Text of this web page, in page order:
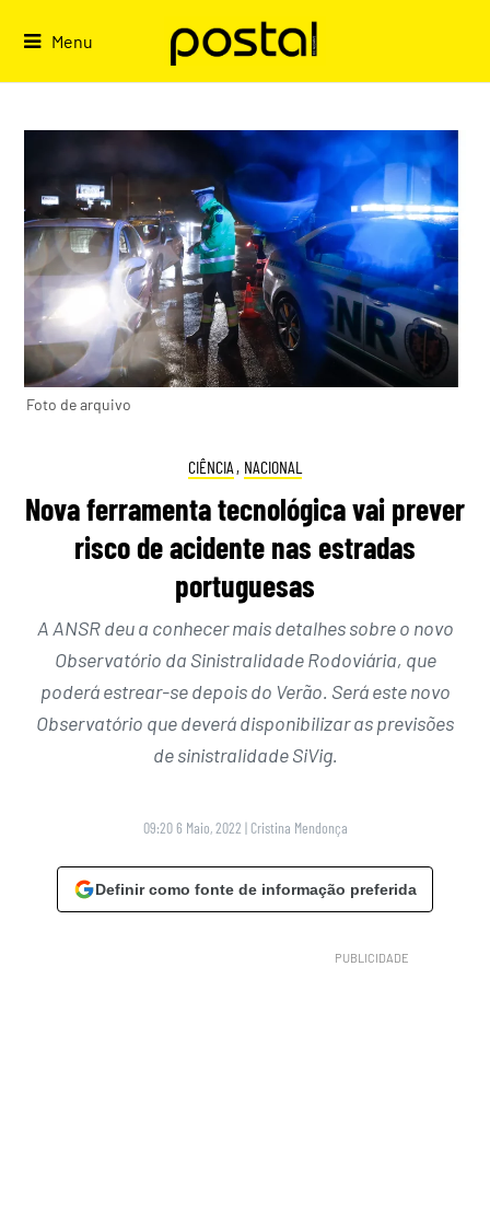
Menu
Foto de arquivo
CIÊNCIA , NACIONAL
Nova ferramenta tecnológica vai prever
risco de acidente nas estradas
portuguesas
A ANSR deu a conhecer mais detalhes sobre o novo
Observatório da Sinistralidade Rodoviária, que
poderá estrear-se depois do Verão. Será este novo
Observatório que deverá disponibilizar as previsões
de sinistralidade SiVig.
09:20 6 Maio, 2022 | Cristina Mendonça
Definir como fonte de informação preferida